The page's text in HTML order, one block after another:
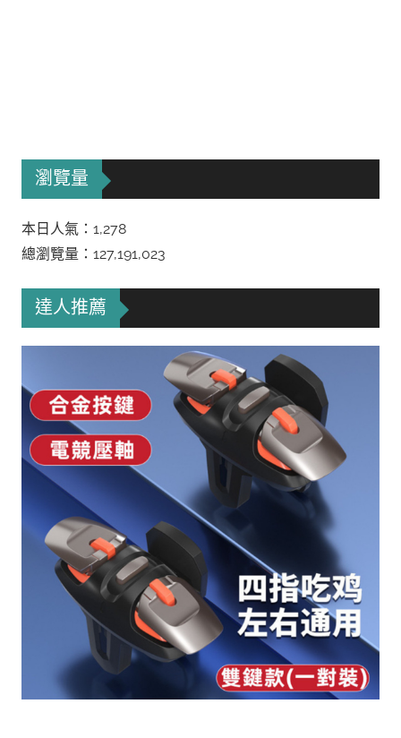
瀏覽量
本日人氣：1,278
總瀏覽量：127,191,023
達人推薦